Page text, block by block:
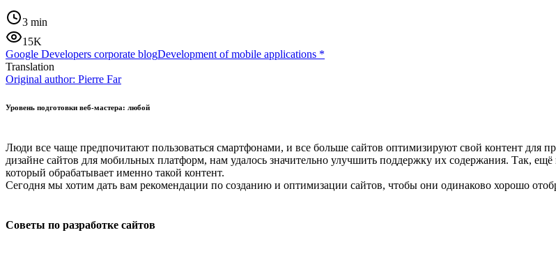
3 min
15K
Google Developers corporate blogDevelopment of mobile applications *
Translation
Original author: Pierre Far
Уровень подготовки веб-мастера: любой
Люди все чаще предпочитают пользоваться смартфонами, и все больше сайтов оптимизируют свой контент для
дизайне сайтов для мобильных платформ, нам удалось значительно улучшить поддержку их содержания. Так, ещё
который обрабатывает именно такой контент.
Сегодня мы хотим дать вам рекомендации по созданию и оптимизации сайтов, чтобы они одинаково хорошо
Советы по разработке сайтов